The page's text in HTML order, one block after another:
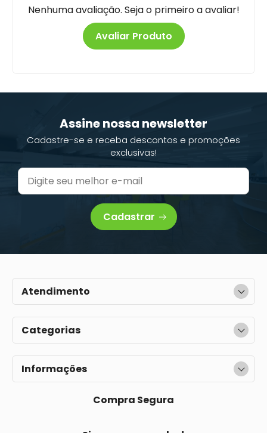
Nenhuma avaliação. Seja o primeiro a avaliar!
Avaliar Produto
Assine nossa newsletter
Cadastre-se e receba descontos e promoções
exclusivas!
Cadastrar
Categorias
Informações
Compra Segura
Atendimento